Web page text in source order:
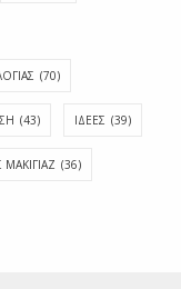
(70)
(43) ΙΔΈΕΣ (39)
(36)